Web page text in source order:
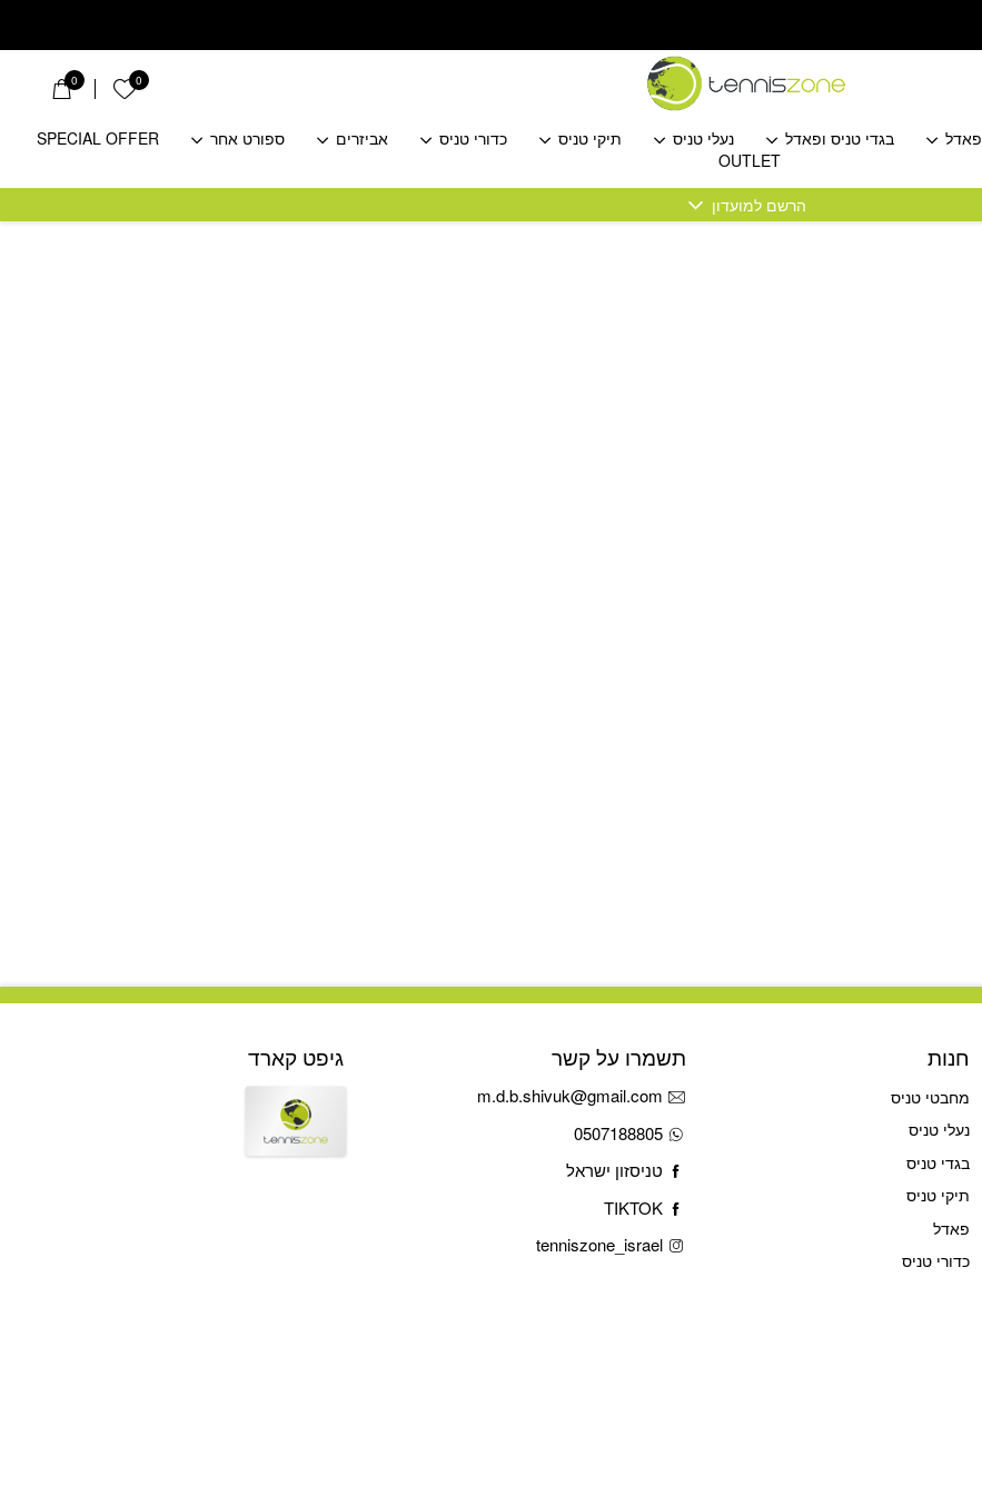
0 הרשימה שלי
0
פאדל בגדי טניס ופאדל נעלי טניס תיקי טניס כדורי טניס אביזרים ספורט אחר
SPECIAL OFFER
OUTLET
הרשם למועדון
חנות
מחבטי טניס
נעלי טניס
בגדי טניס
תיקי טניס
פאדל
כדורי טניס
תשמרו על קשר
m.d.b.shivuk@gmail.com
0507188805
טניסזון ישראל
TIKTOK
tenniszone_israel
גיפט קארד